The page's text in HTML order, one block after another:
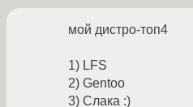
мой дистро-топ4
1) LFS
2) Gentoo
3) Слака :)